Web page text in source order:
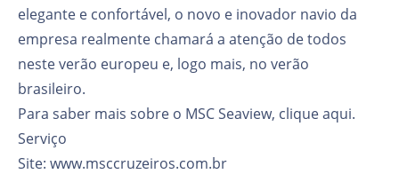
elegante e confortável, o novo e inovador navio da
empresa realmente chamará a atenção de todos
neste verão europeu e, logo mais, no verão
brasileiro.
Para saber mais sobre o MSC Seaview, clique aqui.
Serviço
Site: www.msccruzeiros.com.br